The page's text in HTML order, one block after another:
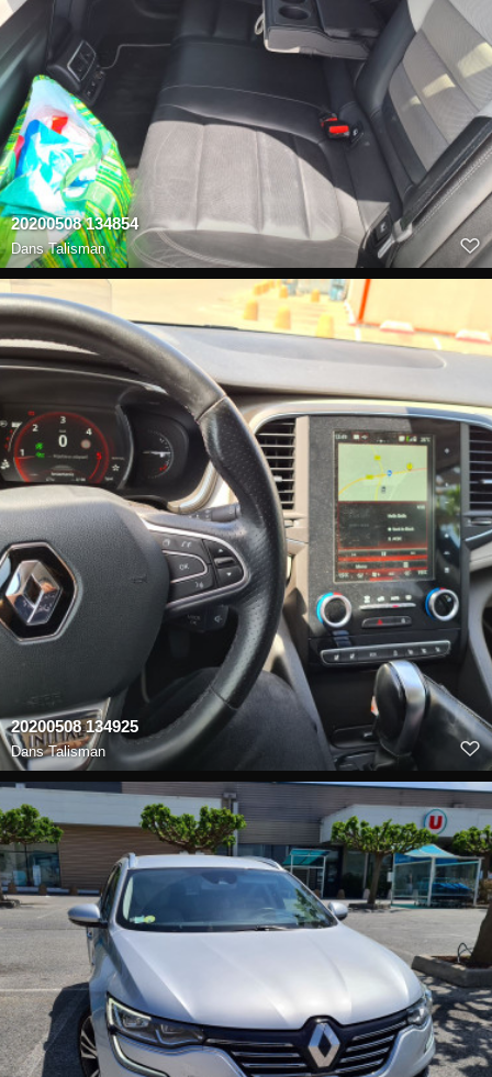
20200508 134854
DansTalisman
20200508 134925
DansTalisman